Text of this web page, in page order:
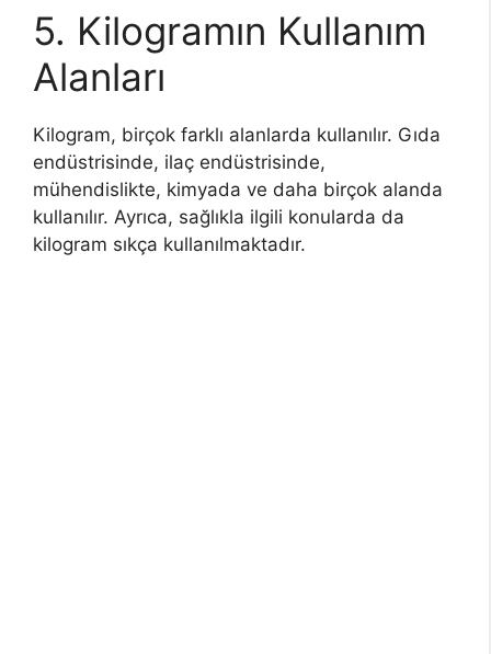
5. Kilogramın Kullanım
Alanları
Kilogram, birçok farklı alanlarda kullanılır. Gıda
endüstrisinde, ilaç endüstrisinde,
mühendislikte, kimyada ve daha birçok alanda
kullanılır. Ayrıca, sağlıkla ilgili konularda da
kilogram sıkça kullanılmaktadır.